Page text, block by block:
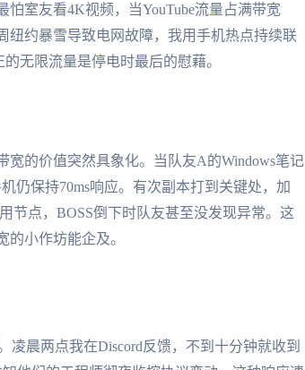
室友看4K视频，当YouTube流量占满带宽
纽约暴雪导致电网故障，我用手机热点持续联
无限流量是停电时最后的慰藉。
的价值突然具象化。当队友A的Windows笔记
仍保持70ms响应。有次副本打到关键处，加
节点，BOSS倒下时队友甚至没发现异常。这
小作坊能企及。
凌晨两点我在Discord反馈，不到十分钟就收到